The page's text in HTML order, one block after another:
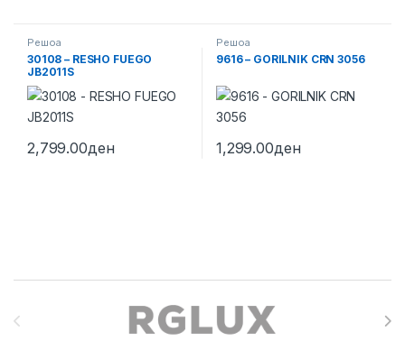
Решоа
30108 – RESHO FUEGO
JB2011S
2,799.00ден
Решоа
9616 – GORILNIK CRN 3056
1,299.00ден